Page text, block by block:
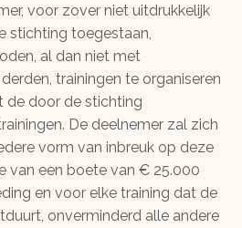
voor zover niet uitdrukkelijk
stichting toegestaan,
al dan niet met
trainingen te organiseren
de door de stichting
De deelnemer zal zich
vorm van inbreuk op deze
van een boete van € 25.000
en voor elke training dat de
onverminderd alle andere